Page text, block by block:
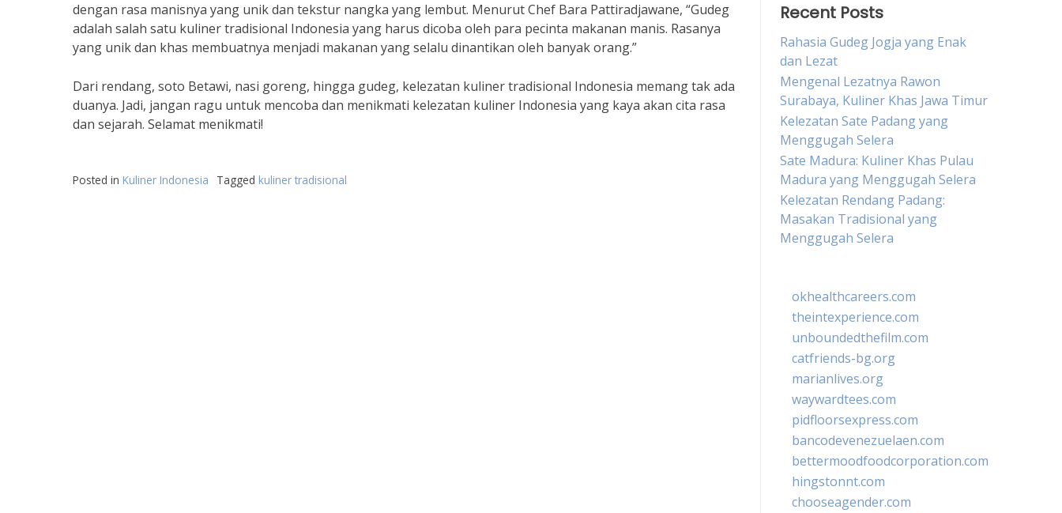
dengan rasa manisnya yang unik dan tekstur nangka yang lembut. Menurut Chef Bara Pattiradjawane, “Gudeg
adalah salah satu kuliner tradisional Indonesia yang harus dicoba oleh para pecinta makanan manis. Rasanya
yang unik dan khas membuatnya menjadi makanan yang selalu dinantikan oleh banyak orang.”
Dari rendang, soto Betawi, nasi goreng, hingga gudeg, kelezatan kuliner tradisional Indonesia memang tak ada
duanya. Jadi, jangan ragu untuk mencoba dan menikmati kelezatan kuliner Indonesia yang kaya akan cita rasa
dan sejarah. Selamat menikmati!
Posted in Kuliner Indonesia Tagged kuliner tradisional
Recent Posts
Rahasia Gudeg Jogja yang Enak
dan Lezat
Mengenal Lezatnya Rawon
Surabaya, Kuliner Khas Jawa Timur
Kelezatan Sate Padang yang
Menggugah Selera
Sate Madura: Kuliner Khas Pulau
Madura yang Menggugah Selera
Kelezatan Rendang Padang:
Masakan Tradisional yang
Menggugah Selera
okhealthcareers.com
theintexperience.com
unboundedthefilm.com
catfriends-bg.org
marianlives.org
waywardtees.com
pidfloorsexpress.com
bancodevenezuelaen.com
bettermoodfoodcorporation.com
hingstonnt.com
chooseagender.com